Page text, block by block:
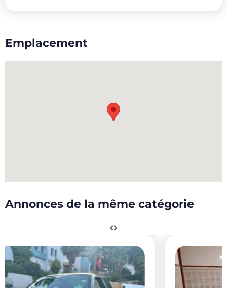
Emplacement
Annonces de la même catégorie